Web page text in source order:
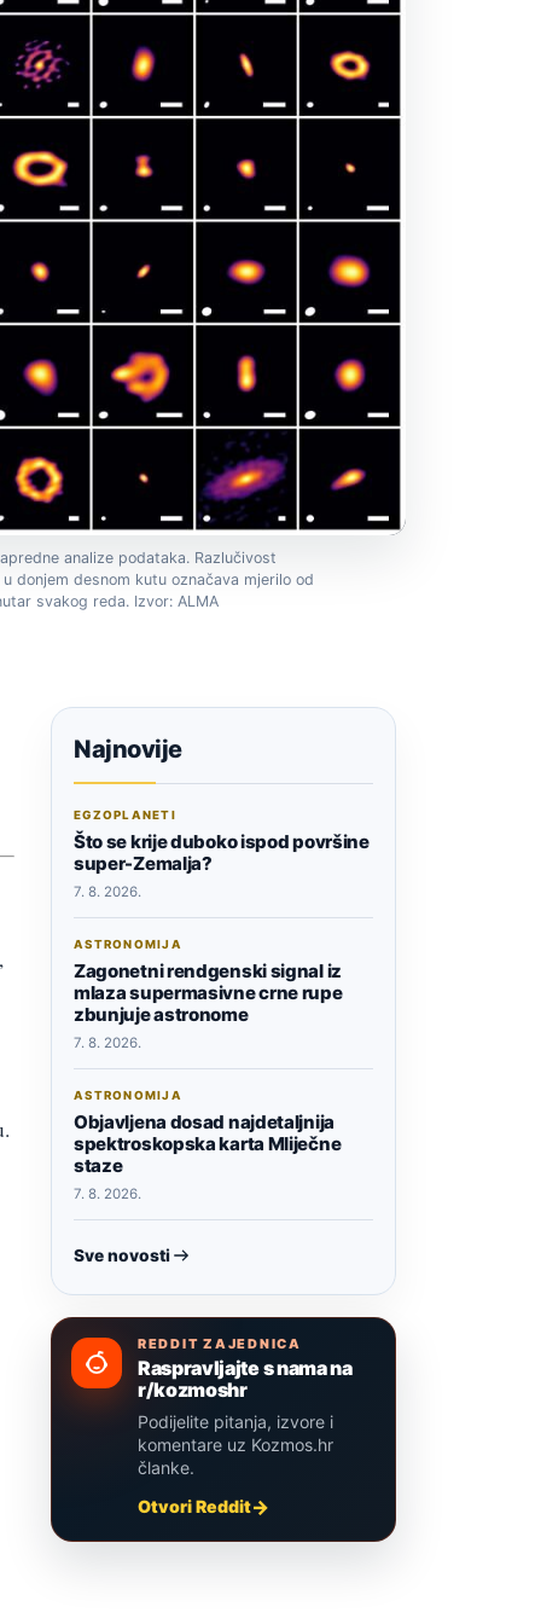
analize podataka. Razlučivost
donjem desnom kutu označava mjerilo od
svakog reda. Izvor: ALMA
Najnovije
EGZOPLANETI
Što se krije duboko ispod površine
super-Zemalja?
7. 8. 2026.
ASTRONOMIJA
Zagonetni rendgenski signal iz
mlaza supermasivne crne rupe
zbunjuje astronome
7. 8. 2026.
ASTRONOMIJA
Objavljena dosad najdetaljnija
spektroskopska karta Mliječne
staze
7. 8. 2026.
Sve novosti
REDDIT ZAJEDNICA
Raspravljajte s nama na
r/kozmoshr
Podijelite pitanja, izvore i
komentare uz Kozmos.hr
članke.
Otvori Reddit